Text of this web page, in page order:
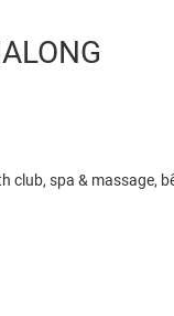
spa & massage,